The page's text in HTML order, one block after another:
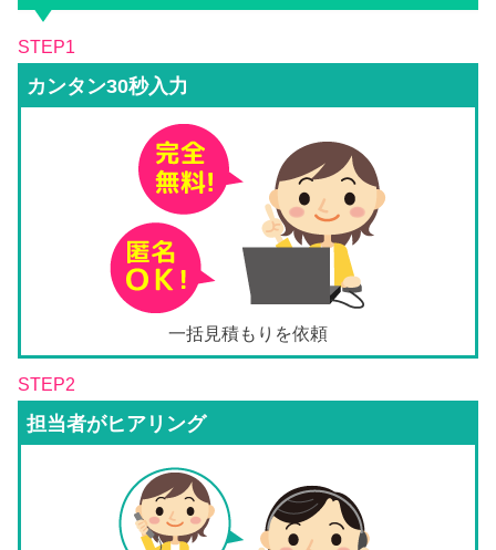
STEP1
カンタン30秒入力
一括見積もりを依頼
STEP2
担当者がヒアリング